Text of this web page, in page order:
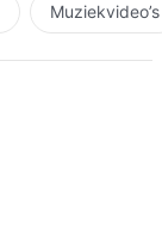
Muziekvideo’s